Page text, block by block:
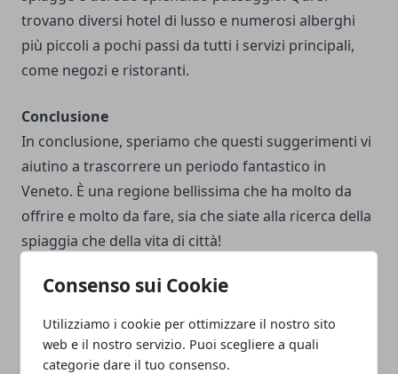
Consenso sui Cookie
Utilizziamo i cookie per ottimizzare il nostro sito
web e il nostro servizio. Puoi scegliere a quali
categorie dare il tuo consenso.
trovano diversi hotel di lusso e numerosi alberghi
più piccoli a pochi passi da tutti i servizi principali,
come negozi e ristoranti.
Conclusione
In conclusione, speriamo che questi suggerimenti vi
aiutino a trascorrere un periodo fantastico in
Veneto. È una regione bellissima che ha molto da
offrire e molto da fare, sia che siate alla ricerca della
spiaggia che della vita di città!
FacebookTwitterWhatsapp